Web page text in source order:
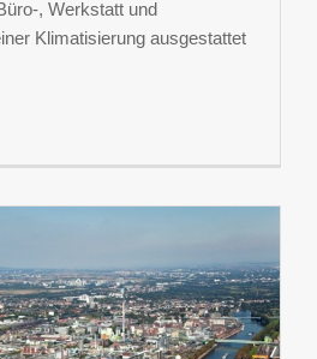
, Werkstatt und
Klimatisierung ausgestattet